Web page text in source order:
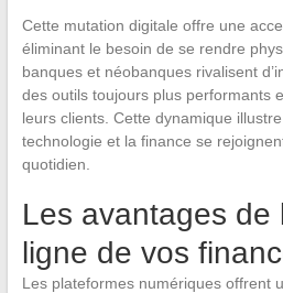
Cette mutation digitale offre une
éliminant le besoin de se rendre
banques et néobanques rivalisent
des outils toujours plus performants
leurs clients. Cette dynamique
technologie et la finance se
quotidien.
Les avantages de
ligne de vos
Les plateformes numériques offrent